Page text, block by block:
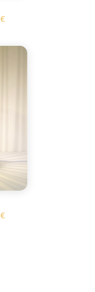
€
€